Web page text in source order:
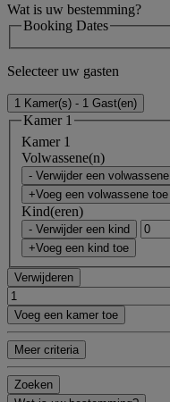
Wat is uw bestemming?
Booking Dates
Selecteer uw gasten
1 Kamer(s) - 1 Gast(en)
Kamer 1
Kamer 1
Volwassene(n)
- Verwijder een volwassene
+Voeg een volwassene toe
Kind(eren)
- Verwijder een kind
+Voeg een kind toe
Verwijderen
Voeg een kamer toe
Meer criteria
Zoeken